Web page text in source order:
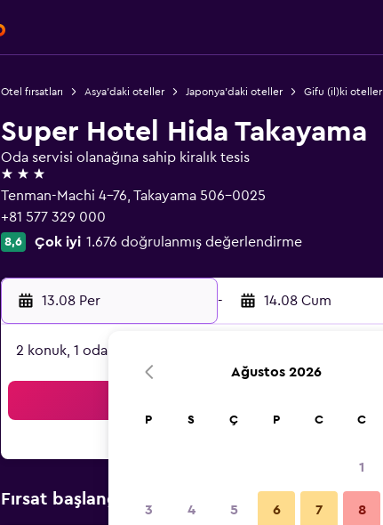
Otel fırsatları Asya'daki oteller Japonya'daki oteller Gifu (il)ki oteller
Super Hotel Hida Takayama
Oda servisi olanağına sahip kiralık tesis
3 yıldız
Tenman-Machi 4-76, Takayama 506-0025
+81 577 329 000
8,6 Çok iyi 1.676 doğrulanmış değerlendirme
13.08 Per - 14.08 Cum
2 konuk, 1 oda
Fırsat başlangıç fiyatı En ucuz gecelik fiyat
Ağustos 2026
P S Ç P C C
1
3 4 5 6 7 8